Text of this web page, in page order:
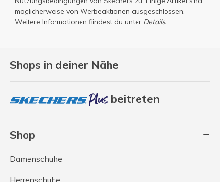
Shops in deiner Nähe
beitreten
Shop
Damenschuhe
Herrenschuhe
möglicherweise von Werbeaktionen ausgeschlossen.
Weitere Informationen fiindest du unter Details.